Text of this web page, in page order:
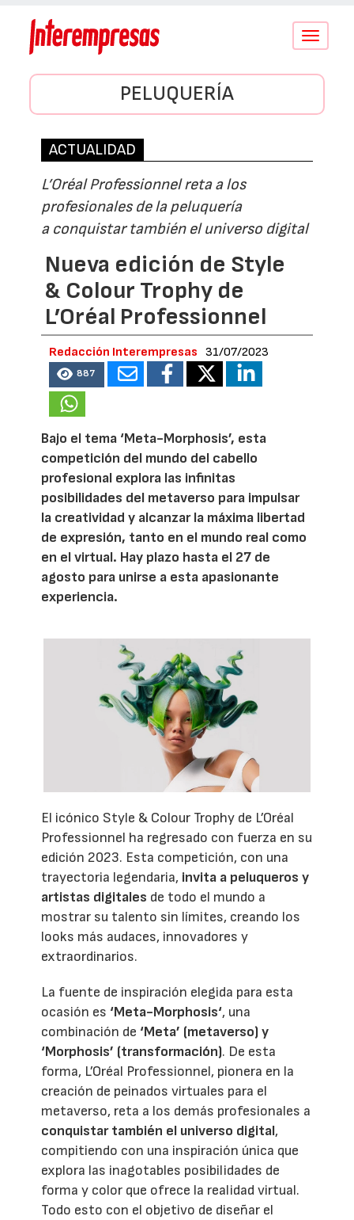
Conmutar
PELUQUERÍA
ACTUALIDAD
L’Oréal Professionnel reta a los
profesionales de la peluquería
a conquistar también el universo digital
Nueva edición de Style
& Colour Trophy de
L’Oréal Professionnel
Redacción Interempresas 31/07/2023
887
Bajo el tema ‘Meta-Morphosis’, esta
competición del mundo del cabello
profesional explora las infinitas
posibilidades del metaverso para impulsar
la creatividad y alcanzar la máxima libertad
de expresión, tanto en el mundo real como
en el virtual. Hay plazo hasta el 27 de
agosto para unirse a esta apasionante
experiencia.
El icónico Style & Colour Trophy de L’Oréal
Professionnel ha regresado con fuerza en su
edición 2023. Esta competición, con una
trayectoria legendaria, invita a peluqueros y
artistas digitales de todo el mundo a
mostrar su talento sin límites, creando los
looks más audaces, innovadores y
extraordinarios.
La fuente de inspiración elegida para esta
ocasión es ‘Meta-Morphosis‘, una
combinación de ‘Meta’ (metaverso) y
‘Morphosis’ (transformación). De esta
forma, L’Oréal Professionnel, pionera en la
creación de peinados virtuales para el
metaverso, reta a los demás profesionales a
conquistar también el universo digital,
compitiendo con una inspiración única que
explora las inagotables posibilidades de
forma y color que ofrece la realidad virtual.
Todo esto con el objetivo de diseñar el